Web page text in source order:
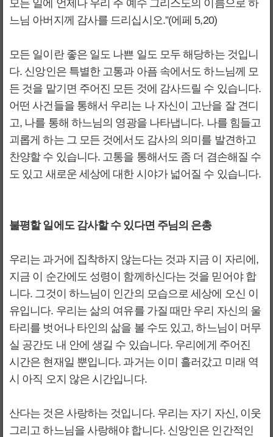
모든 일에 언제나 우리 주 예수 그리스도의 이름으로 하
느님 아버지께 감사를 드리십시오.”(에페 5,20)
모든 일이란 좋은 일도 나쁜 일도 모두 해당하는 것입니
다. 신앙인은 특별한 고통과 아픔 속에서도 하느님께 모
든 것을 맡기면 주어진 모든 것에 감사드릴 수 있습니다.
어떤 사건들을 통해서 우리는 나 자신이 고난을 잘 견디
고, 나를 통해 하느님의 영광을 나타냅니다. 나를 힘들고
괴롭게 하는 그 모든 것에서도 감사의 의미를 발견하고
찬양할 수 있습니다. 고통을 통해서도 좀 더 겸손해질 수
도 있고 새로운 세상에 대한 시야가 넓어질 수 있습니다.
불평할 일에도 감사할 수 있다면 주님의 은총
우리는 과거에 집착하지 않는다는 것과 지금 이 자리에,
지금 이 순간에도 성령이 함께하신다는 것을 믿어야 합
니다. 그것이 하느님이 인간의 모습으로 세상에 오신 이
유입니다. 우리는 삶의 여유를 가질 때만 우리 자신의 울
타리를 벗어나 타인의 삶을 볼 수도 있고, 하느님이 머무
실 공간도 내 안에 생길 수 있습니다. 우리에게 주어진
시간은 현재일 뿐입니다. 과거는 이미 흘러갔고 미래 역
시 아직 오지 않은 시간입니다.
산다는 것은 사랑하는 것입니다. 우리는 자기 자신, 이웃
그리고 하느님을 사랑해야 합니다. 신앙인은 인간적인